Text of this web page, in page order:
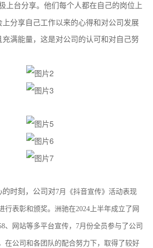
台分享。他们每个人都在自己的岗位上
分享自己工作以来的心得和对公司发展
满能量，这是对公司的认可和对自己努
的时刻，公司对7月《抖音宣传》活动表现
表彰和颁奖。洲驰在2024上半年成立了网
、网站等多平台宣传， 7月份全员参与了公司
在公司和各团队的配合努力下，取得了较好